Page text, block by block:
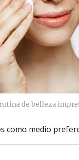
de belleza
como medio